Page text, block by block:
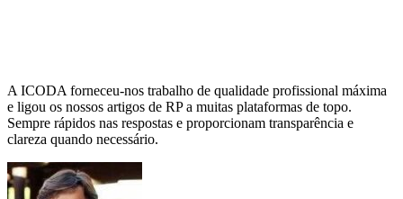
A ICODA forneceu-nos trabalho de qualidade profissional máxima
e ligou os nossos artigos de RP a muitas plataformas de topo.
Sempre rápidos nas respostas e proporcionam transparência e
clareza quando necessário.